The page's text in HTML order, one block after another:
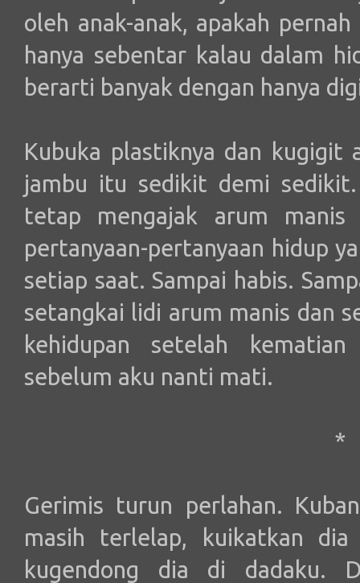
oleh anak-anak, apakah
hanya sebentar kalau dalam
berarti banyak dengan hanya
Kubuka plastiknya dan kugigit
jambu itu sedikit demi
tetap mengajak arum
pertanyaan-pertanyaan hidup
setiap saat. Sampai habis.
setangkai lidi arum manis dan
kehidupan setelah
sebelum aku nanti mati.
*
Gerimis turun perlahan.
masih terlelap, kuikatkan
kugendong dia di dadaku.